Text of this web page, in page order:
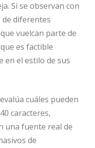
Si se observan con
diferentes
vuelcan parte de
es factible
en el estilo de sus
cuáles pueden
caracteres,
una fuente real de
de